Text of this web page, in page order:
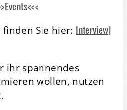
Sie hier: Interview|
ihr spannendes
wollen, nutzen